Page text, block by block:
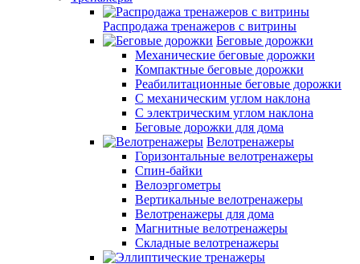
Распродажа тренажеров с витрины
Беговые дорожки
Механические беговые дорожки
Компактные беговые дорожки
Реабилитационные беговые дорожки
С механическим углом наклона
С электрическим углом наклона
Беговые дорожки для дома
Велотренажеры
Горизонтальные велотренажеры
Спин-байки
Велоэргометры
Вертикальные велотренажеры
Велотренажеры для дома
Магнитные велотренажеры
Складные велотренажеры